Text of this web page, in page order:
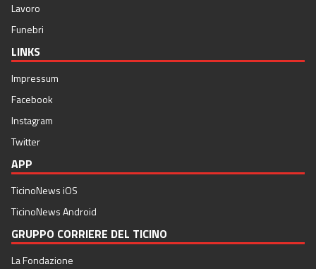
Lavoro
Funebri
LINKS
Impressum
Facebook
Instagram
Twitter
APP
TicinoNews iOS
TicinoNews Android
GRUPPO CORRIERE DEL TICINO
La Fondazione